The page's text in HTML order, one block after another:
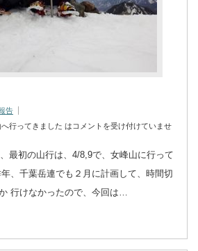
告
行ってきました は コメントを受け付けていませ
最初の山行は、4/8,9で、女峰山に行って
、千葉岳連でも２月に計画して、時間切
行けなかったので、今回は…